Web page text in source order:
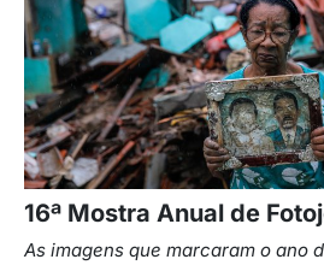
16ª Mostra Anual de
As imagens que marcaram o ano